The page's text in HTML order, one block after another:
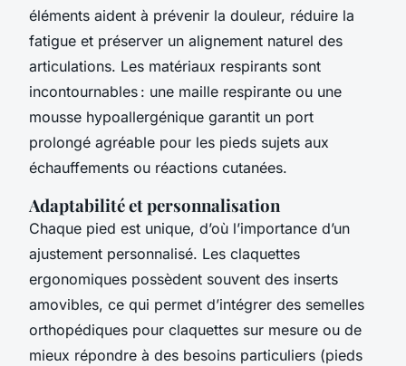
éléments aident à prévenir la douleur, réduire la
fatigue et préserver un alignement naturel des
articulations. Les matériaux respirants sont
incontournables : une maille respirante ou une
mousse hypoallergénique garantit un port
prolongé agréable pour les pieds sujets aux
échauffements ou réactions cutanées.
Adaptabilité et personnalisation
Chaque pied est unique, d’où l’importance d’un
ajustement personnalisé. Les claquettes
ergonomiques possèdent souvent des inserts
amovibles, ce qui permet d’intégrer des semelles
orthopédiques pour claquettes sur mesure ou de
mieux répondre à des besoins particuliers (pieds